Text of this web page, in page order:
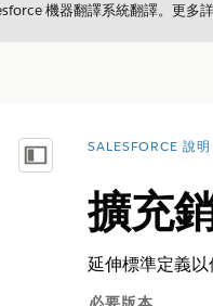
機器翻譯系統翻譯。更多
顯示目錄 您位於此處：
SALESFORCE 說明
擴充
延伸標準定義以